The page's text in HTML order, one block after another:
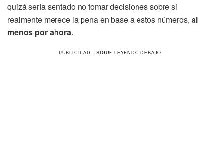
quizá sería sentado no tomar decisiones sobre si
realmente merece la pena en base a estos números, al
menos por ahora.